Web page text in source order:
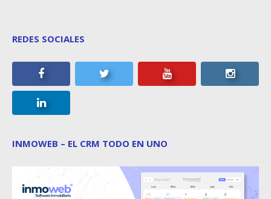
REDES SOCIALES
INMOWEB – EL CRM TODO EN UNO